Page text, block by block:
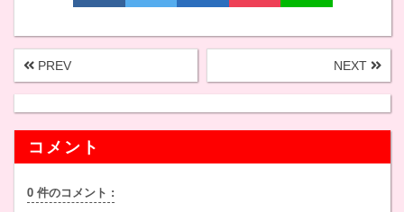
PREV NEXT
コメント
0 件のコメント :